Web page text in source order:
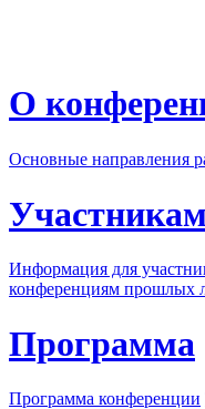
О
Основные направления
Участникам
Информация для
конференциям прошлых
Программа
Программа конференции